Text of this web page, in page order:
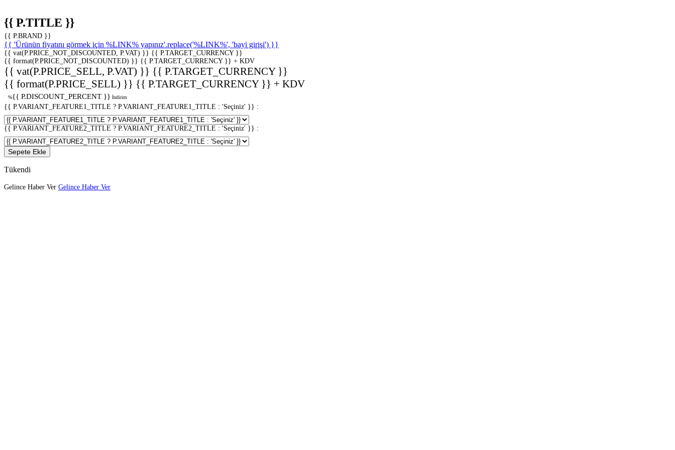
{{ P.TITLE }}
{{ P.BRAND }}
{{ 'Ürünün fiyatını görmek için %LINK% yapınız'.replace('%LINK%', 'bayi girişi') }}
{{ vat(P.PRICE_NOT_DISCOUNTED, P.VAT) }} {{ P.TARGET_CURRENCY }}
{{ format(P.PRICE_NOT_DISCOUNTED) }} {{ P.TARGET_CURRENCY }} + KDV
{{ vat(P.PRICE_SELL, P.VAT) }} {{ P.TARGET_CURRENCY }}
{{ format(P.PRICE_SELL) }} {{ P.TARGET_CURRENCY }} + KDV
%{{ P.DISCOUNT_PERCENT }} İndirim
{{ P.VARIANT_FEATURE1_TITLE ? P.VARIANT_FEATURE1_TITLE : 'Seçiniz' }} :
{{ P.VARIANT_FEATURE2_TITLE ? P.VARIANT_FEATURE2_TITLE : 'Seçiniz' }} :
Sepete Ekle
Tükendi
Gelince Haber Ver Gelince Haber Ver